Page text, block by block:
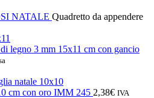
NATALE Quadretto da appendere
legno 3 mm 15x11 cm con gancio
cm con oro IMM 245 2,38€ IVA